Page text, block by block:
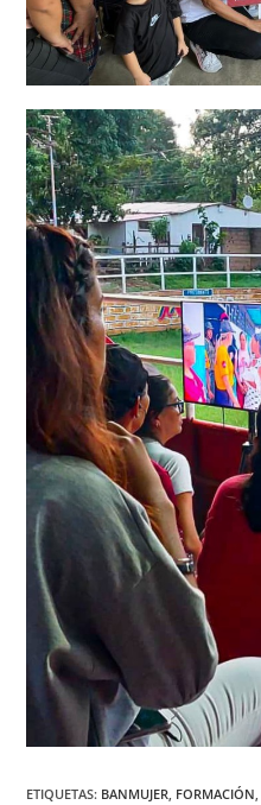
ETIQUETAS: BANMUJER, FORMACIÓN,